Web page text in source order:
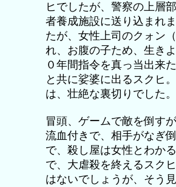
ヒでしたが、警察の上層
者養成施設に送り込まれ
たが、女性上司のクォン
れ、お腹の子ため、生き
０年間指令を真っ当出来
と共に娑婆に出るスクヒ
は、壮絶な裏切りでした。
冒頭、ゲームで敵を倒す
流血付きで、相手がなぎ
で、殺し屋は女性とわか
で、大虐殺を終えるスク
はないでしょうが、そう